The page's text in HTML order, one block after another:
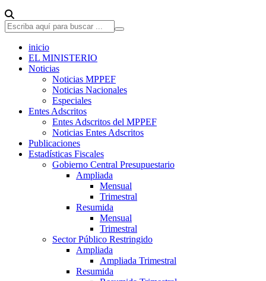
inicio
EL MINISTERIO
Noticias
Noticias MPPEF
Noticias Nacionales
Especiales
Entes Adscritos
Entes Adscritos del MPPEF
Noticias Entes Adscritos
Publicaciones
Estadísticas Fiscales
Gobierno Central Presupuestario
Ampliada
Mensual
Trimestral
Resumida
Mensual
Trimestral
Sector Público Restringido
Ampliada
Ampliada Trimestral
Resumida